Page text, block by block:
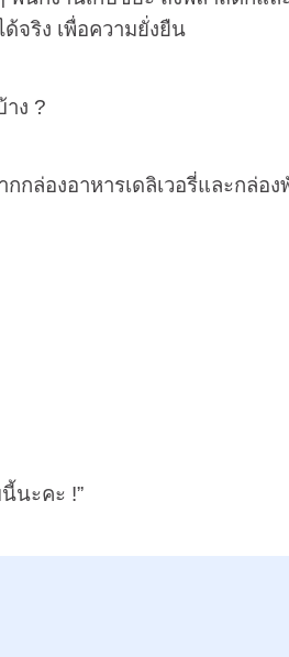
จริง เพื่อความยั่งยืน
าง ?
ล่องอาหารเดลิเวอรี่และกล่อ
นะคะ !”